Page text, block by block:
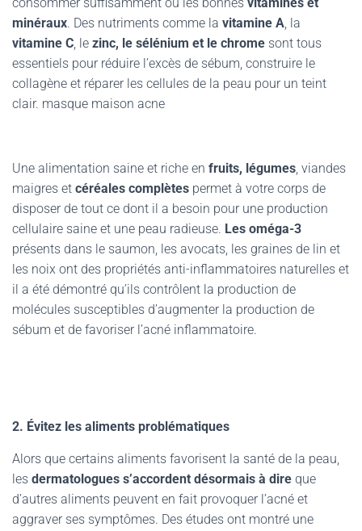
minéraux. Des nutriments comme la vitamine A, la
vitamine C, le zinc, le sélénium et le chrome sont tous
essentiels pour réduire l’excès de sébum, construire le
collagène et réparer les cellules de la peau pour un teint
clair. masque maison acne
Une alimentation saine et riche en fruits, légumes, viandes
maigres et céréales complètes permet à votre corps de
disposer de tout ce dont il a besoin pour une production
cellulaire saine et une peau radieuse. Les oméga-3
présents dans le saumon, les avocats, les graines de lin et
les noix ont des propriétés anti-inflammatoires naturelles et
il a été démontré qu’ils contrôlent la production de
molécules susceptibles d’augmenter la production de
sébum et de favoriser l’acné inflammatoire.
2. Évitez les aliments problématiques
Alors que certains aliments favorisent la santé de la peau,
les dermatologues s’accordent désormais à dire que
d’autres aliments peuvent en fait provoquer l’acné et
aggraver ses symptômes. Des études ont montré une